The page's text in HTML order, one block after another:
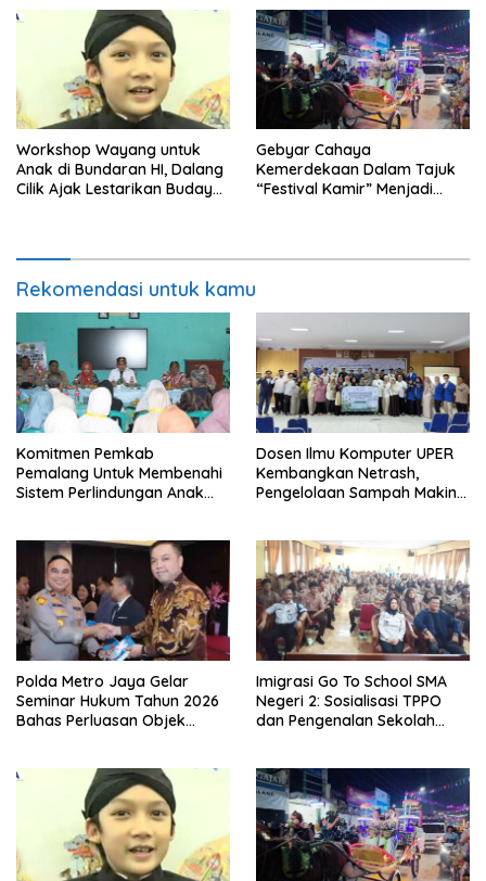
Workshop Wayang untuk
Anak di Bundaran HI, Dalang
Cilik Ajak Lestarikan Budaya
Gebyar Cahaya
Kemerdekaan Dalam Tajuk
“Festival Kamir” Menjadi
Rekomendasi untuk kamu
Komitmen Pemkab
Pemalang Untuk Membenahi
Sistem Perlindungan Anak
Dosen Ilmu Komputer UPER
Kembangkan Netrash,
Pengelolaan Sampah Makin
Polda Metro Jaya Gelar
Seminar Hukum Tahun 2026
Bahas Perluasan Objek
Imigrasi Go To School SMA
Negeri 2: Sosialisasi TPPO
dan Pengenalan Sekolah